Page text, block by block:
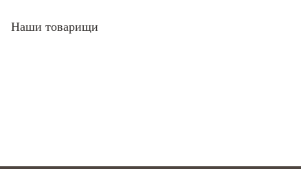
Наши товарищи